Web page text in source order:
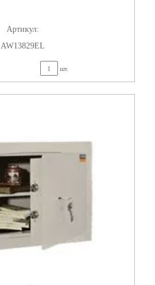
Артикул:
AW13829EL
шт.